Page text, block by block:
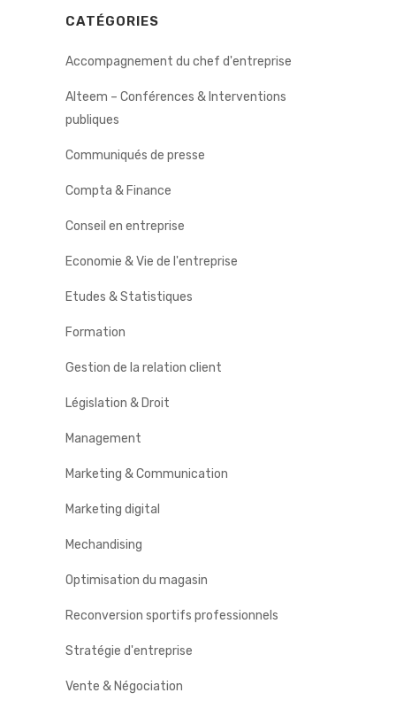
CATÉGORIES
Accompagnement du chef d'entreprise
Alteem – Conférences & Interventions
publiques
Communiqués de presse
Compta & Finance
Conseil en entreprise
Economie & Vie de l'entreprise
Etudes & Statistiques
Formation
Gestion de la relation client
Législation & Droit
Management
Marketing & Communication
Marketing digital
Mechandising
Optimisation du magasin
Reconversion sportifs professionnels
Stratégie d'entreprise
Vente & Négociation